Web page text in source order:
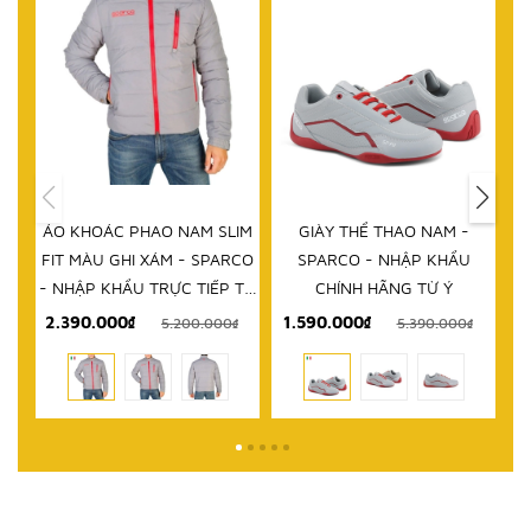
GIÀY THỂ THAO NAM -
SPARCO - NHẬP KHẨU
CHÍNH HÃNG TỪ Ý
1.590.000₫
5.390.000₫
DÉP NAM - SPARCO - NHẬP
KHẨU CHÍNH HÃNG TỪ Ý
999.000₫ 2.580.000₫